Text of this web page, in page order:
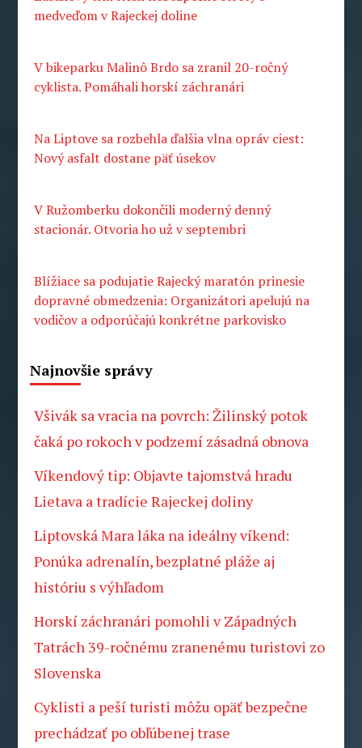
medveďom v Rajeckej doline
V bikeparku Malinô Brdo sa zranil 20-ročný
cyklista. Pomáhali horskí záchranári
Na Liptove sa rozbehla ďalšia vlna opráv ciest:
Nový asfalt dostane päť úsekov
V Ružomberku dokončili moderný denný
stacionár. Otvoria ho už v septembri
Blížiace sa podujatie Rajecký maratón prinesie
dopravné obmedzenia: Organizátori apelujú na
vodičov a odporúčajú konkrétne parkovisko
Najnovšie správy
Všivák sa vracia na povrch: Žilinský potok
čaká po rokoch v podzemí zásadná obnova
Víkendový tip: Objavte tajomstvá hradu
Lietava a tradície Rajeckej doliny
Liptovská Mara láka na ideálny víkend:
Ponúka adrenalín, bezplatné pláže aj
históriu s výhľadom
Horskí záchranári pomohli v Západných
Tatrách 39-ročnému zranenému turistovi zo
Slovenska
Cyklisti a peší turisti môžu opäť bezpečne
prechádzať po obľúbenej trase